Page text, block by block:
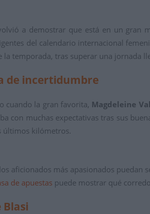
a demostrar que está en un gran
del calendario internacional
la temporada, tras superar una jornada
de incertidumbre
cuando la gran favorita, Magdeleine
con muchas expectativas tras sus
últimos kilómetros.
aficionados más apasionados puedan
de apuestas puede mostrar qué